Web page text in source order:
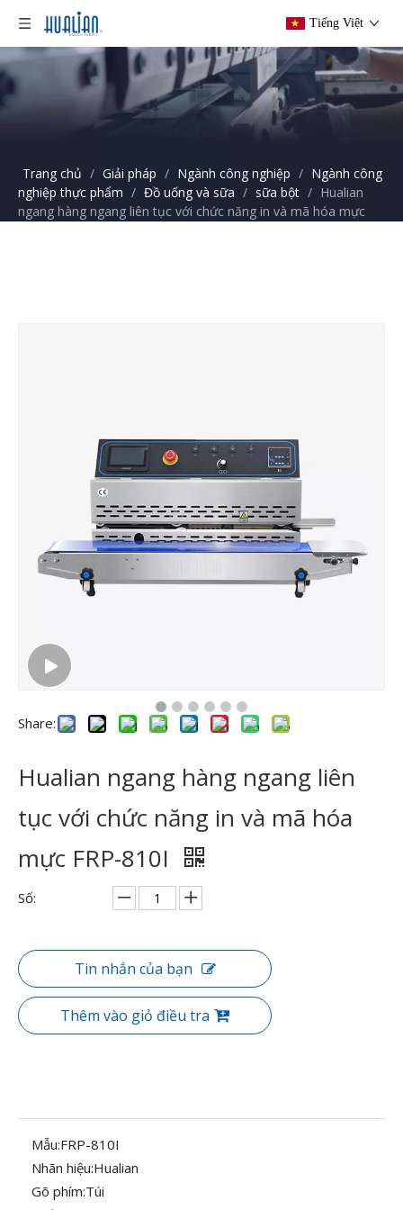
Tiếng Việt
Trang chủ / Giải pháp / Ngành công nghiệp / Ngành công
nghiệp thực phẩm / Đồ uống và sữa / sữa bột / Hualian
ngang hàng ngang liên tục với chức năng in và mã hóa mực
Share:
Hualian ngang hàng ngang liên
tục với chức năng in và mã hóa
mực FRP-810I
Số:
Tin nhắn của bạn
Thêm vào giỏ điều tra
Mẫu:FRP-810I
Nhãn hiệu:Hualian
Gõ phím:Túi